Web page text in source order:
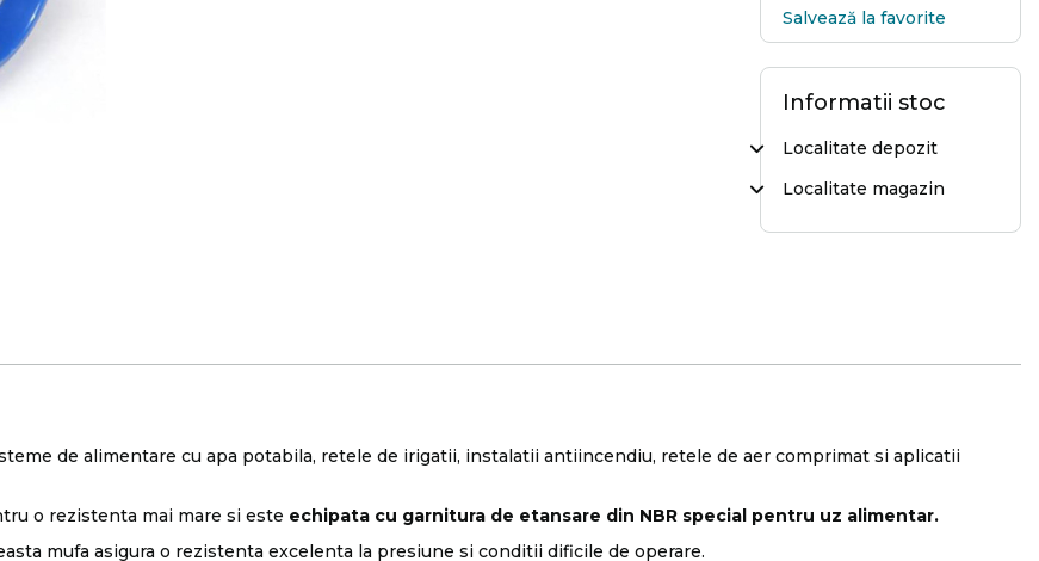
Salvează la favorite
Informatii stoc
Localitate depozit
Localitate magazin
de alimentare cu apa potabila, retele de irigatii, instalatii antiincendiu, retele de aer comprimat si aplicatii
o rezistenta mai mare si este echipata cu garnitura de etansare din NBR special pentru uz alimentar.
mufa asigura o rezistenta excelenta la presiune si conditii dificile de operare.